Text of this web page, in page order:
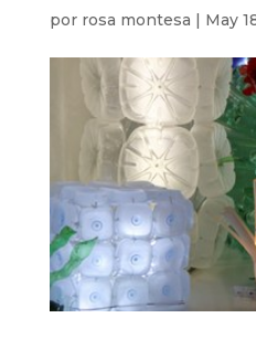
por rosa montesa | May